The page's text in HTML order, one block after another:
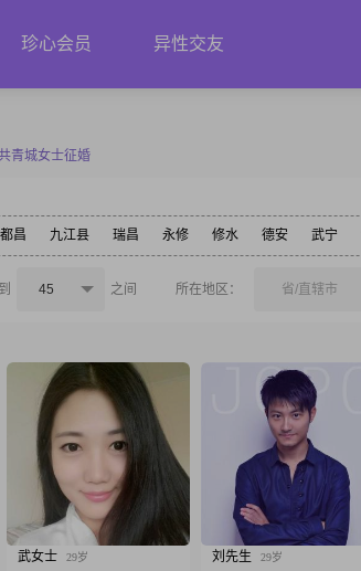
珍心会员 异性交友
青城女士征婚
都昌 九江县 瑞昌 永修 修水 德安 武宁
到 45 之间 所在地区： 省/直辖市
武女士 29岁 刘先生 29岁